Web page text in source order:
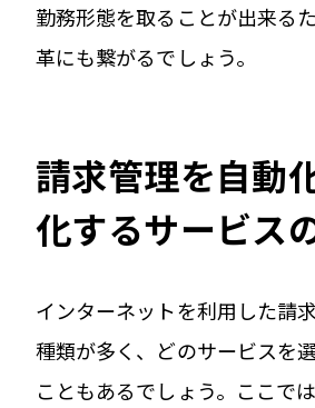
勤務形態を取ることが出来る
革にも繋がるでしょう。
請求管理を自動
化するサービス
インターネットを利用した請
種類が多く、どのサービスを
こともあるでしょう。ここで